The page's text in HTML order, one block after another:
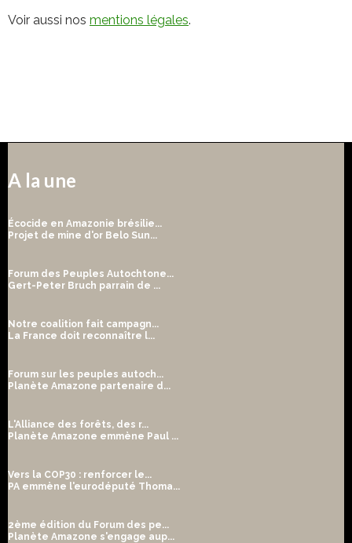
Voir aussi nos mentions légales.
A la une
Écocide en Amazonie brésilie...
Projet de mine d'or Belo Sun...
Forum des Peuples Autochtone...
Gert-Peter Bruch parrain de ...
Notre coalition fait campagn...
La France doit reconnaître l...
Forum sur les peuples autoch...
Planète Amazone partenaire d...
L'Alliance des forêts, des r...
Planète Amazone emmène Paul ...
Vers la COP30 : renforcer le...
PA emmène l'eurodéputé Thoma...
2ème édition du Forum des pe...
Planète Amazone s'engage aup...